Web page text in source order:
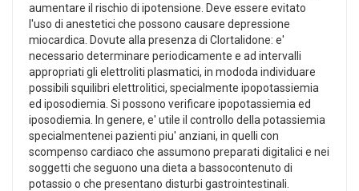
aumentare il rischio di ipotensione. Deve essere evitato
l'uso di anestetici che possono causare depressione
miocardica. Dovute alla presenza di Clortalidone: e'
necessario determinare periodicamente e ad intervalli
appropriati gli elettroliti plasmatici, in mododa individuare
possibili squilibri elettrolitici, specialmente ipopotassiemia
ed iposodiemia. Si possono verificare ipopotassiemia ed
iposodiemia. In genere, e' utile il controllo della potassiemia
specialmentenei pazienti piu' anziani, in quelli con
scompenso cardiaco che assumono preparati digitalici e nei
soggetti che seguono una dieta a bassocontenuto di
potassio o che presentano disturbi gastrointestinali.